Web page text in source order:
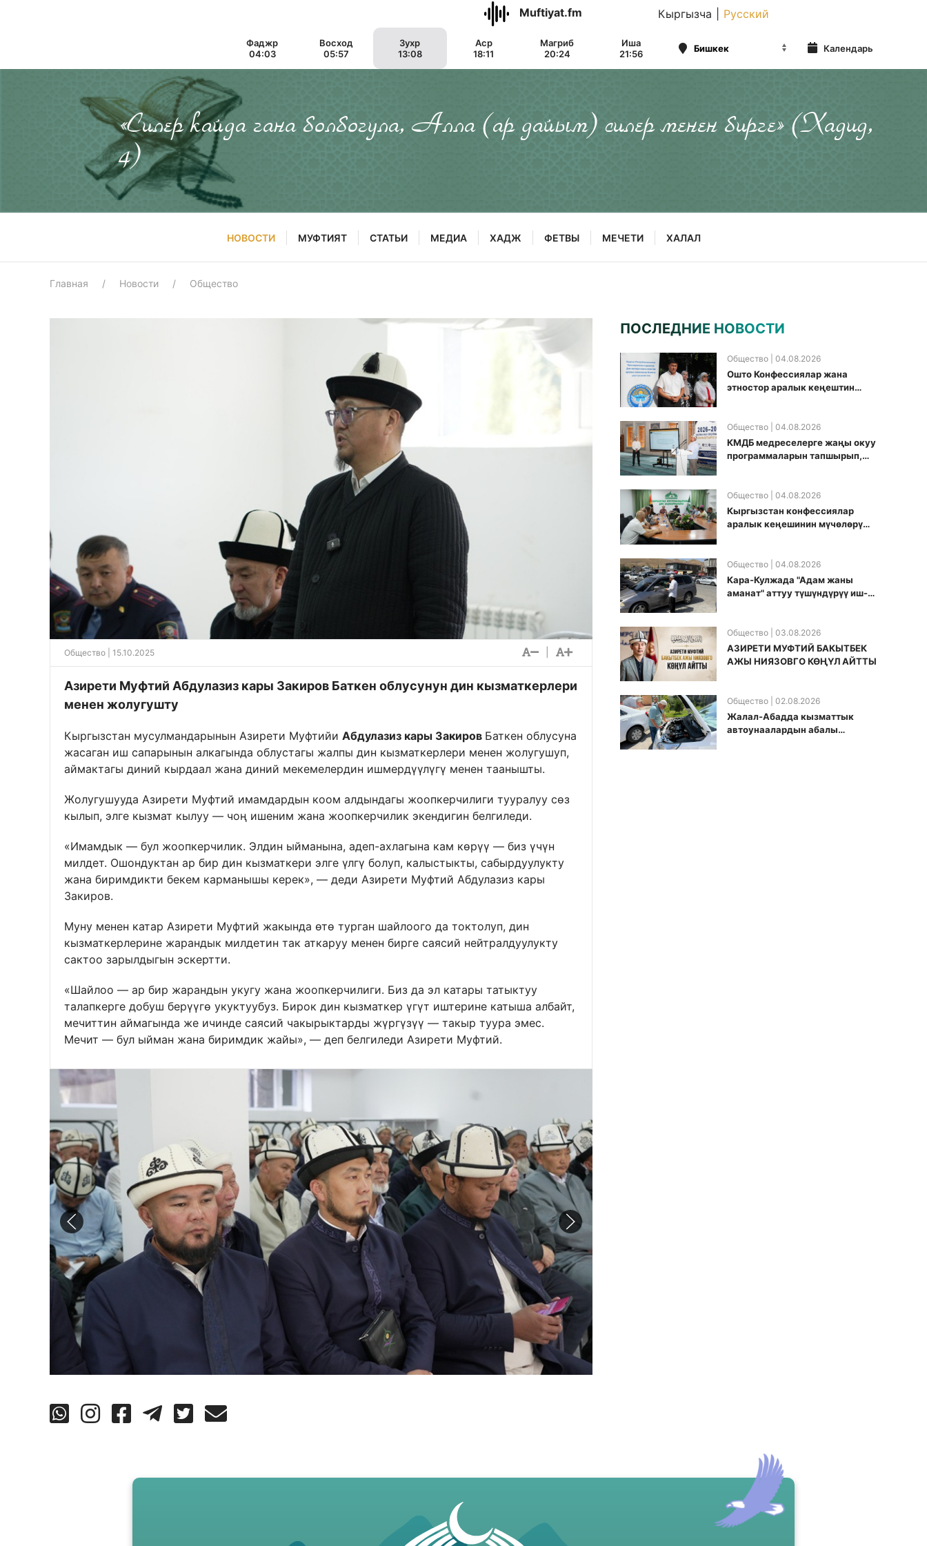
Muftiyat.fm Кыргызча Русский
Фаджр
04:03
Восход
05:57
Зухр
13:08
Аср
18:11
Магриб
20:24
Иша
21:56
Календарь
«Силер кайда гана болбогула, Алла (ар дайым) силер менен бирге» (Хадид,
4)
НОВОСТИ МУФТИЯТ СТАТЬИ МЕДИА ХАДЖ ФЕТВЫ МЕЧЕТИ ХАЛАЛ
Главная Новости Общество
Общество | 15.10.2025
Азирети Муфтий Абдулазиз кары Закиров Баткен облусунун дин кызматкерлери
менен жолугушту
Кыргызстан мусулмандарынын Азирети Муфтийи Абдулазиз кары Закиров Баткен облусуна
жасаган иш сапарынын алкагында облустагы жалпы дин кызматкерлери менен жолугушуп,
аймактагы диний кырдаал жана диний мекемелердин ишмердүүлүгү менен таанышты.
Жолугушууда Азирети Муфтий имамдардын коом алдындагы жоопкерчилиги тууралуу сөз
кылып, элге кызмат кылуу — чоң ишеним жана жоопкерчилик экендигин белгиледи.
«Имамдык — бул жоопкерчилик. Элдин ыйманына, адеп-ахлагына кам көрүү — биз үчүн
милдет. Ошондуктан ар бир дин кызматкери элге үлгү болуп, калыстыкты, сабырдуулукту
жана биримдикти бекем карманышы керек», — деди Азирети Муфтий Абдулазиз кары
Закиров.
Муну менен катар Азирети Муфтий жакында өтө турган шайлоого да токтолуп, дин
кызматкерлерине жарандык милдетин так аткаруу менен бирге саясий нейтралдуулукту
сактоо зарылдыгын эскертти.
«Шайлоо — ар бир жарандын укугу жана жоопкерчилиги. Биз да эл катары татыктуу
талапкерге добуш берүүгө укуктуубуз. Бирок дин кызматкер үгүт иштерине катыша албайт,
мечиттин аймагында же ичинде саясий чакырыктарды жүргүзүү — такыр туура эмес.
Мечит — бул ыйман жана биримдик жайы», — деп белгиледи Азирети Муфтий.
ПОСЛЕДНИЕ НОВОСТИ
Общество| 04.08.2026
Ошто Конфессиялар жана
этностор аралык кеңештин
Общество| 04.08.2026
КМДБ медреселерге жаңы окуу
программаларын тапшырып,
киргизди
Общество| 04.08.2026
Кыргызстан конфессиялар
аралык кеӊешинин мүчөлөрү
Общество| 04.08.2026
Кара-Кулжада "Адам жаны
аманат" аттуу түшүндүрүү иш-
Общество| 03.08.2026
АЗИРЕТИ МУФТИЙ БАКЫТБЕК
АЖЫ НИЯЗОВГО КӨҢҮЛ АЙТТЫ
Общество| 02.08.2026
Жалал-Абадда кызматтык
автоунаалардын абалы